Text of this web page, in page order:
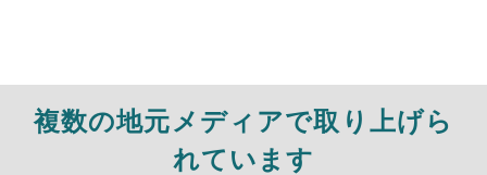
複数の地元メディアで取り上げら
れています